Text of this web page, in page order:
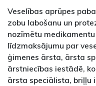
Veselības aprūpes
zobu labošanu un
nozīmētu
līdzmaksājumu par
ģimenes ārsta, ārsta
ārstniecības iestādē,
ārsta speciālista, briļļu